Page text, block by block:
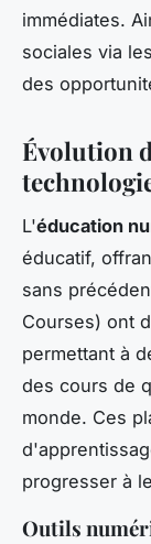
immédiates.
sociales via
des
Évolution
L'éducation
éducatif,
sans
Courses) ont
permettant à
des cours de
monde. Ces
progresser à
Outils